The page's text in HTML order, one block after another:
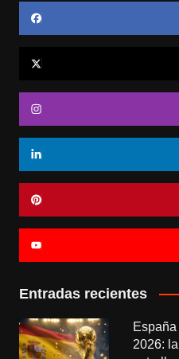
Entradas recientes
2026: